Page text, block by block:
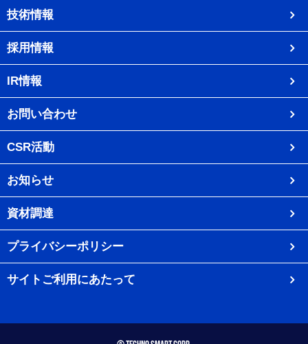
技術情報
採用情報
IR情報
お問い合わせ
CSR活動
お知らせ
資材調達
プライバシーポリシー
サイトご利用にあたって